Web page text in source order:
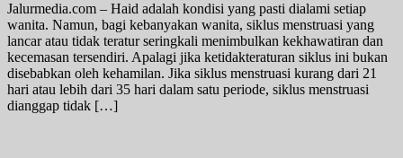
Jalurmedia.com – Haid adalah kondisi yang pasti dialami setiap
wanita. Namun, bagi kebanyakan wanita, siklus menstruasi yang
lancar atau tidak teratur seringkali menimbulkan kekhawatiran dan
kecemasan tersendiri. Apalagi jika ketidakteraturan siklus ini bukan
disebabkan oleh kehamilan. Jika siklus menstruasi kurang dari 21
hari atau lebih dari 35 hari dalam satu periode, siklus menstruasi
dianggap tidak […]